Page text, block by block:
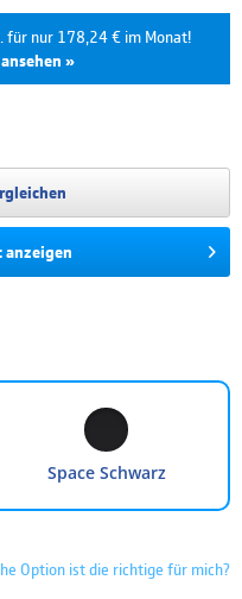
für nur 178,24 € im Monat!
»
€ 2.138,90 €
€ 2.138,90 €
€
2.415,95 €
TARGOBANK abgewickelt. Bitte
nicht bindend sind. Die finalen
Space Schwarz
Option ist die richtige für mich?